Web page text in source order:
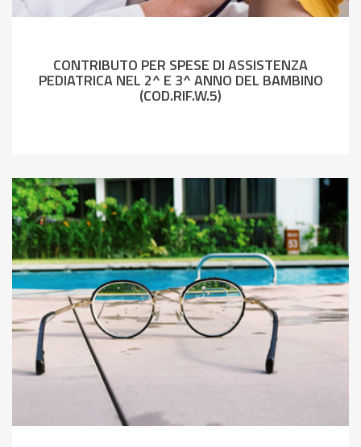
CONTRIBUTO PER SPESE DI ASSISTENZA
PEDIATRICA NEL 2^ E 3^ ANNO DEL BAMBINO
(COD.RIF.W.5)